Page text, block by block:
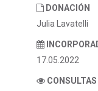
DONACIÓN
Julia Lavatelli
17.05.2022
CONSULTAS